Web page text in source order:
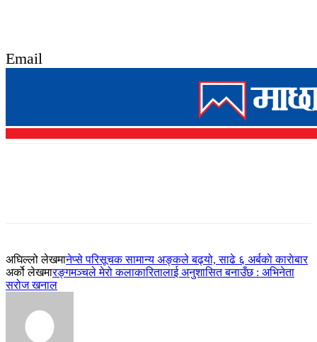
Email
अघिल्लो लेखमानेप्से परिसूचक सामान्य अङ्कले बढ्यो, साढे ६ अर्बकाे काराेबार
अर्को लेखमारङ्गमञ्चले मेरो कलाकारितालाई अनुशासित बनाउँछ : अभिनेता
सरोज खनाल